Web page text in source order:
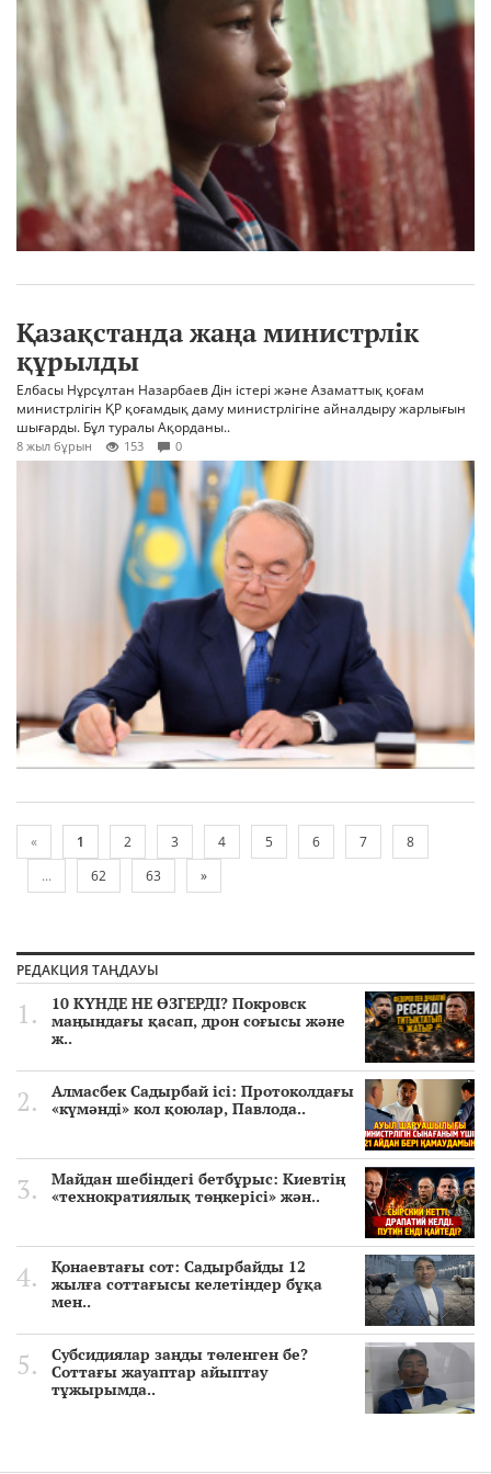
Қазақстанда жаңа министрлік
құрылды
Елбасы Нұрсұлтан Назарбаев Дін істері және Азаматтық қоғам
министрлігін ҚР қоғамдық даму министрлігіне айналдыру жарлығын
шығарды. Бұл туралы Ақорданы..
8 жыл бұрын 153 0
« 1 2 3 4 5 6 7
8
...
62 63 »
РЕДАКЦИЯ ТАҢДАУЫ
10 КҮНДЕ НЕ ӨЗГЕРДІ? Покровск
маңындағы қасап, дрон соғысы және
ж..
Алмасбек Садырбай ісі: Протоколдағы
«күмәнді» кол қоюлар, Павлода..
Майдан шебіндегі бетбұрыс: Киевтің
«технократиялық төңкерісі» жән..
Қонаевтағы сот: Садырбайды 12
жылға соттағысы келетіндер бұқа
мен..
Субсидиялар заңды төленген бе?
Соттағы жауаптар айыптау
тұжырымда..